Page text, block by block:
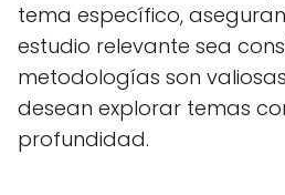
tema específico,
estudio relevante sea
metodologías son
desean explorar temas
profundidad.